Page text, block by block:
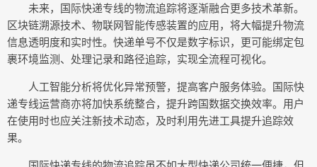
未来，国际快递专线的物流追踪将逐渐融合更多技术革新。
区块链溯源技术、物联网智能传感装置的应用，将大幅提升物流
信息透明度和实时性。快递单号不仅是数字标识，更可能绑定包
裹环境监测、处理记录和路径追踪，实现全流程可视化。
人工智能分析将优化异常预警，提高客户服务体验。国际快
递专线运营商亦将加快系统整合，提升跨国数据交换效率。用户
在使用时也应关注新技术动态，及时利用先进工具提升追踪效
果。